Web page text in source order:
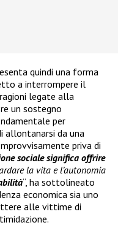
quindi una forma
a interrompere il
legate alla
un sostegno
per
allontanarsi da una
priva di
sociale significa offrire
la vita e l’autonomia
“, ha sottolineato
economica sia uno
alle vittime di